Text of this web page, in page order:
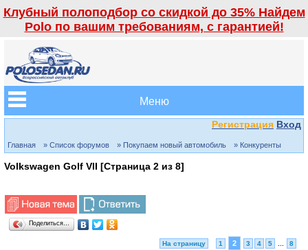
Клубный полоподбор со скидкой до 35% Найдем
Polo по вашим требованиям, с гарантией!
Меню
Регистрация Вход
Главная » Список форумов » Покупаем новый автомобиль » Конкуренты
Volkswagen Golf VII [Страница 2 из 8]
Поделиться…
На страницу 1 2 3 4 5 8